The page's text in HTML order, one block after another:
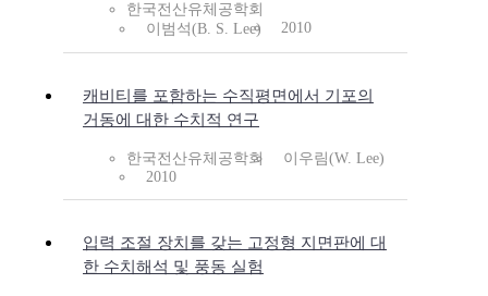
한국전산유체공학회
이범석(B. S. Lee)
2010
캐비티를 포함하는 수직평면에서 기포의
거동에 대한 수치적 연구
한국전산유체공학회
이우림(W. Lee)
2010
입력 조절 장치를 갖는 고정형 지면판에 대
한 수치해석 및 풍동 실험